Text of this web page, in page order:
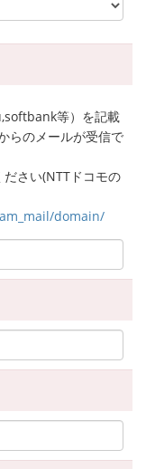
等）を記載
らのメールが受信で
さい(NTTドコモの
domain/